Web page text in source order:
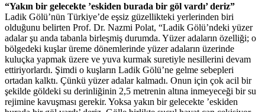
“Yakın bir gelecekte ’eskiden burada bir göl vardı’ deriz”
Ladik Gölü’nün Türkiye’de eşsiz güzellikteki yerlerinden biri
olduğunu belirten Prof. Dr. Nazmi Polat, “Ladik Gölü’ndeki yüzer
adalar şu anda tabanla birleşmiş durumda. Yüzer adaların özelliği; o
bölgedeki kuşlar üreme dönemlerinde yüzer adaların üzerinde
kuluçka yapmak üzere ve yuva kurmak suretiyle nesillerini devam
ettiriyorlardı. Şimdi o kuşların Ladik Gölü’ne gelme sebepleri
ortadan kalktı. Çünkü yüzer adalar kalmadı. Onun için çok acil bir
şekilde göldeki su derinliğinin 2,5 metrenin altına inmeyeceği bir su
rejimine kavuşması gerekir. Yoksa yakın bir gelecekte ’eskiden